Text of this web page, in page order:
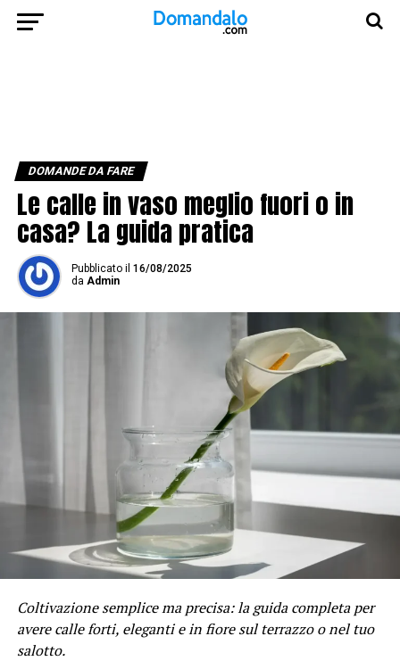
DOMANDE DA FARE
Le calle in vaso meglio fuori o in
casa? La guida pratica
Pubblicato il 16/08/2025
da Admin
Coltivazione semplice ma precisa: la guida completa per
avere calle forti, eleganti e in fiore sul terrazzo o nel tuo
salotto.